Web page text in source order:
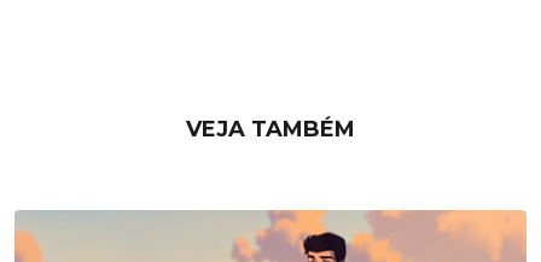
VEJA TAMBÉM